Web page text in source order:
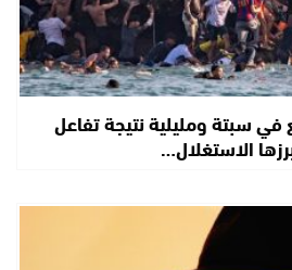
في سبتة ومليلية نتيجة تفاعل
الاستغلال…